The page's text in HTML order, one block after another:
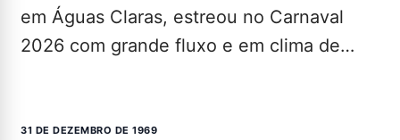
em Águas Claras, estreou no Carnaval
2026 com grande fluxo e em clima de
31 DE DEZEMBRO DE 1969